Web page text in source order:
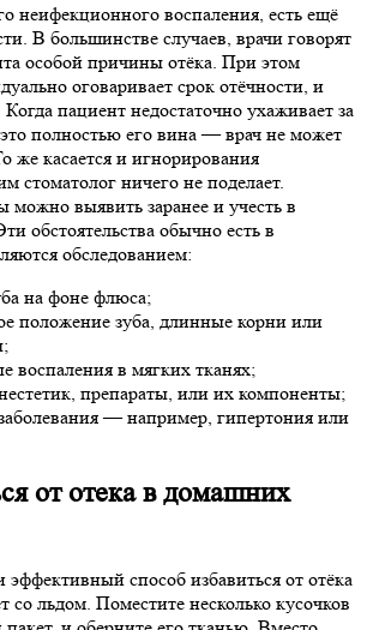
неифекционного воспаления, есть ещё
В большинстве случаев, врачи говорят
особой причины отёка. При этом
оговаривает срок отёчности, и
пациент недостаточно ухаживает за
полностью его вина — врач не может
же касается и игнорирования
стоматолог ничего не поделает.
выявить заранее и учесть в
обстоятельства обычно есть в
обследованием:
на фоне флюса;
положение зуба, длинные корни или
воспаления в мягких тканях;
препараты, или их компоненты;
— например, гипертония или
от отека в домашних
способ избавиться от отёка
со льдом. Поместите несколько кусочков